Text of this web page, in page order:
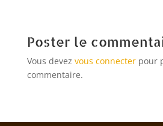
Poster le
Vous devez vous connecterpour
commentaire.